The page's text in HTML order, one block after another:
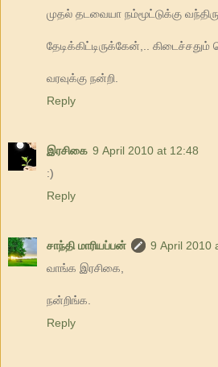
முதல் தடவையா நம்மூட்டுக்கு
தேடிக்கிட்டிருக்கேன்,..
வரவுக்கு நன்றி.
Reply
இரசிகை 9 April 2010 at 12:48
:)
Reply
சாந்தி மாரியப்பன்
9 April 2010
வாங்க இரசிகை,
நன்றிங்க.
Reply